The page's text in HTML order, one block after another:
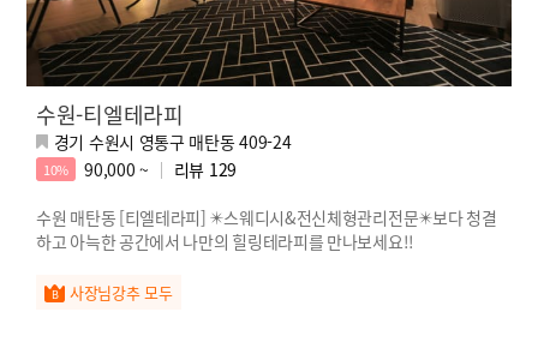
수원-티엘테라피
경기 수원시 영통구 매탄동 409-24
10% 90,000 ~ 리뷰 129
수원 매탄동 [티엘테라피] ✴️스웨디시&전신체형관리전문✴️보다 청결
하고 아늑한 공간에서 나만의 힐링테라피를 만나보세요!!
사장님강추 모두